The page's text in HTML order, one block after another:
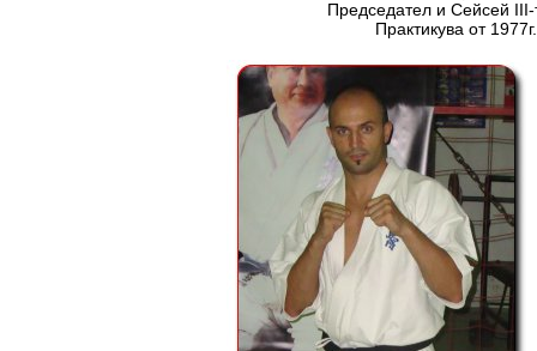
Председател и Сейсей
Практикува от 1977г.